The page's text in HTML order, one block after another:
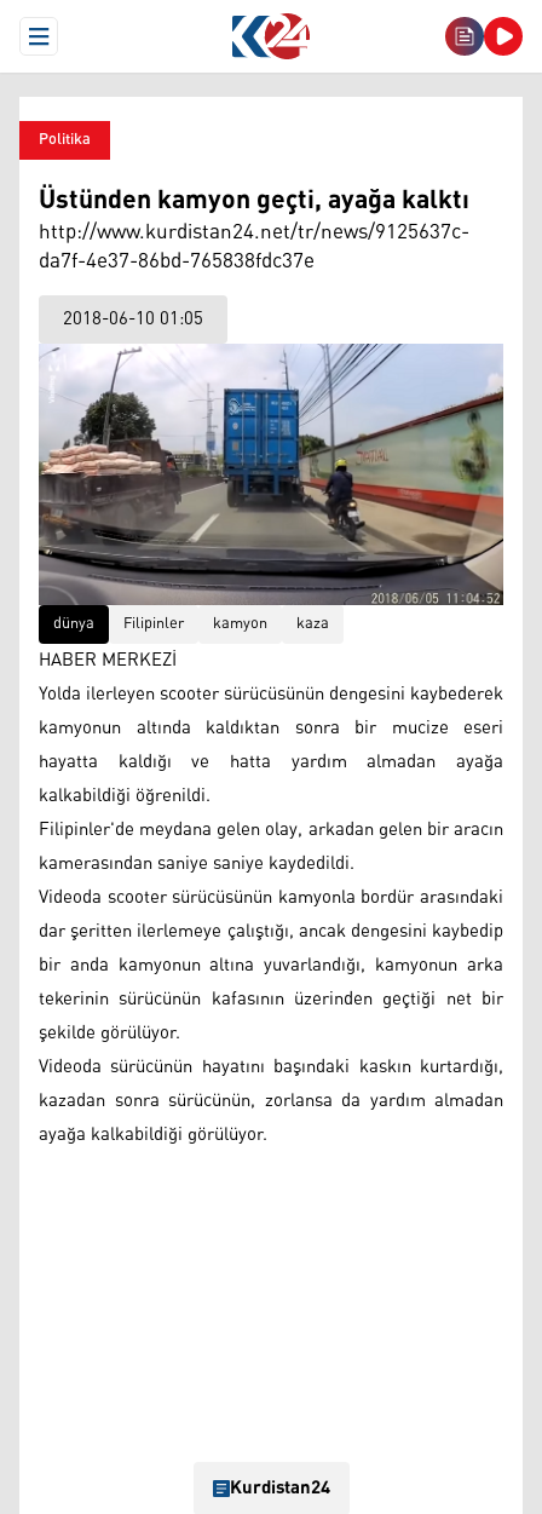
Open Menu
Politika
Üstünden kamyon geçti, ayağa kalktı
http://www.kurdistan24.net/tr/news/9125637c-
da7f-4e37-86bd-765838fdc37e
2018-06-10 01:05
dünya Filipinler kamyon kaza
HABER MERKEZİ
Yolda ilerleyen scooter sürücüsünün dengesini kaybederek
kamyonun altında kaldıktan sonra bir mucize eseri
hayatta kaldığı ve hatta yardım almadan ayağa
kalkabildiği öğrenildi.
Filipinler'de meydana gelen olay, arkadan gelen bir aracın
kamerasından saniye saniye kaydedildi.
Videoda scooter sürücüsünün kamyonla bordür arasındaki
dar şeritten ilerlemeye çalıştığı, ancak dengesini kaybedip
bir anda kamyonun altına yuvarlandığı, kamyonun arka
tekerinin sürücünün kafasının üzerinden geçtiği net bir
şekilde görülüyor.
Videoda sürücünün hayatını başındaki kaskın kurtardığı,
kazadan sonra sürücünün, zorlansa da yardım almadan
ayağa kalkabildiği görülüyor.
Kurdistan24